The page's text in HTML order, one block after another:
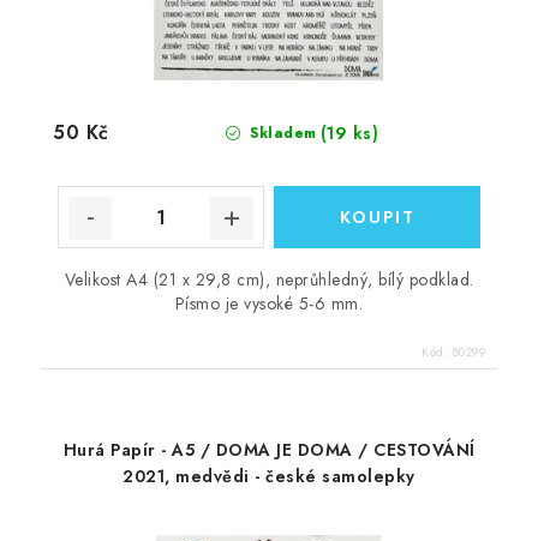
Skladem (19 ks)
50 Kč
Velikost A4 (21 x 29,8 cm), neprůhledný, bílý podklad.
Písmo je vysoké 5-6 mm.
Kód: 80299
Hurá Papír - A5 / DOMA JE DOMA / CESTOVÁNÍ
2021, medvědi - české samolepky